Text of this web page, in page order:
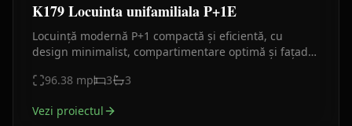
K179 Locuinta unifamiliala P+1E
Locuință modernă P+1 compactă și eficientă, cu
design minimalist, compartimentare optimă și fațade
96.38 mp 3 3
Vezi proiectul